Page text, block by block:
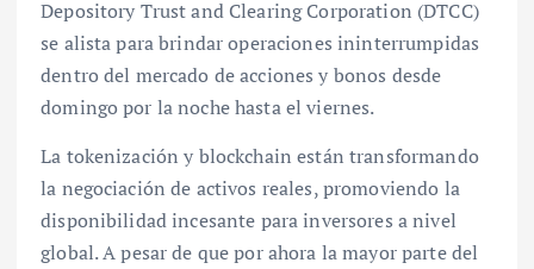
Depository Trust and Clearing Corporation (DTCC)
se alista para brindar operaciones ininterrumpidas
dentro del mercado de acciones y bonos desde
domingo por la noche hasta el viernes.
La tokenización y blockchain están transformando
la negociación de activos reales, promoviendo la
disponibilidad incesante para inversores a nivel
global. A pesar de que por ahora la mayor parte del